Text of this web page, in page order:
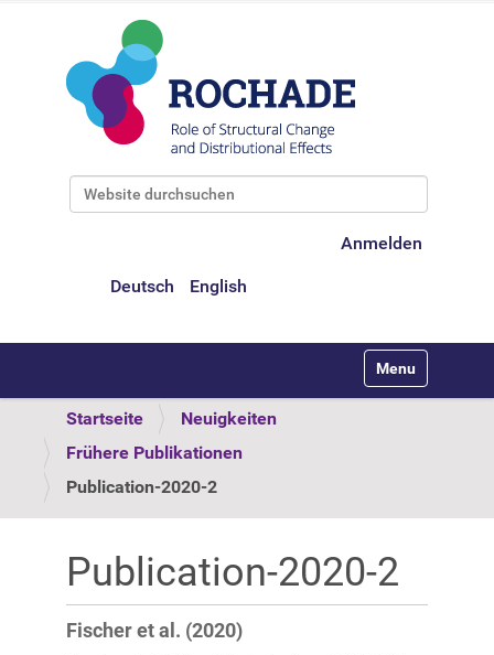
Website durchsuchen
Anmelden
Deutsch English
Toggle
Startseite
Neuigkeiten
Frühere Publikationen
Publication-2020-2
Publication-2020-2
Fischer et al. (2020)